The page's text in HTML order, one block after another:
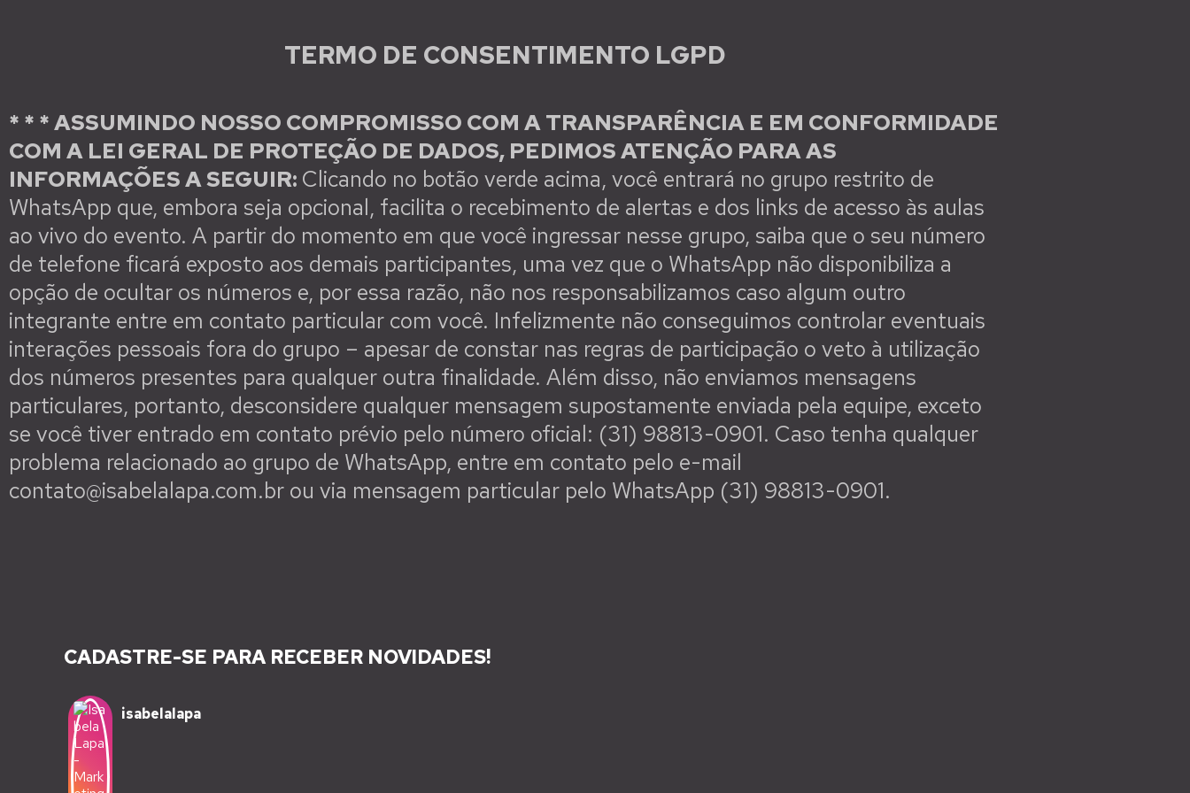
TERMO DE CONSENTIMENTO LGPD
* * * ASSUMINDO NOSSO COMPROMISSO COM A TRANSPARÊNCIA E EM CONFORMIDADE
COM A LEI GERAL DE PROTEÇÃO DE DADOS, PEDIMOS ATENÇÃO PARA AS
INFORMAÇÕES A SEGUIR: Clicando no botão verde acima, você entrará no grupo restrito de
WhatsApp que, embora seja opcional, facilita o recebimento de alertas e dos links de acesso às aulas
ao vivo do evento. A partir do momento em que você ingressar nesse grupo, saiba que o seu número
de telefone ficará exposto aos demais participantes, uma vez que o WhatsApp não disponibiliza a
opção de ocultar os números e, por essa razão, não nos responsabilizamos caso algum outro
integrante entre em contato particular com você. Infelizmente não conseguimos controlar eventuais
interações pessoais fora do grupo – apesar de constar nas regras de participação o veto à utilização
dos números presentes para qualquer outra finalidade. Além disso, não enviamos mensagens
particulares, portanto, desconsidere qualquer mensagem supostamente enviada pela equipe, exceto
se você tiver entrado em contato prévio pelo número oficial: (31) 98813-0901. Caso tenha qualquer
problema relacionado ao grupo de WhatsApp, entre em contato pelo e-mail
contato@isabelalapa.com.br ou via mensagem particular pelo WhatsApp (31) 98813-0901.
CADASTRE-SE PARA RECEBER NOVIDADES!
isabelalapa